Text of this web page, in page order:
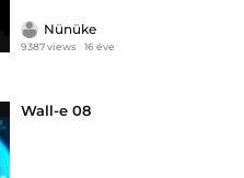
Nünüke
9387 views 16 éve
Wall-e 08